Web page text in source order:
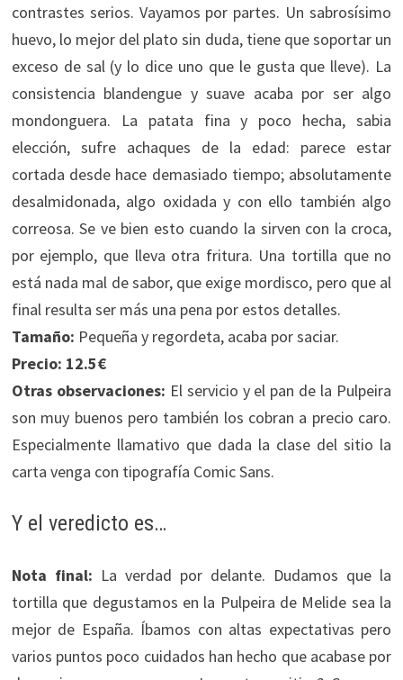
contrastes serios. Vayamos por partes. Un sabrosísimo
huevo, lo mejor del plato sin duda, tiene que soportar un
exceso de sal (y lo dice uno que le gusta que lleve). La
consistencia blandengue y suave acaba por ser algo
mondonguera. La patata fina y poco hecha, sabia
elección, sufre achaques de la edad: parece estar
cortada desde hace demasiado tiempo; absolutamente
desalmidonada, algo oxidada y con ello también algo
correosa. Se ve bien esto cuando la sirven con la croca,
por ejemplo, que lleva otra fritura. Una tortilla que no
está nada mal de sabor, que exige mordisco, pero que al
final resulta ser más una pena por estos detalles.
Tamaño: Pequeña y regordeta, acaba por saciar.
Precio: 12.5€
Otras observaciones: El servicio y el pan de la Pulpeira
son muy buenos pero también los cobran a precio caro.
Especialmente llamativo que dada la clase del sitio la
carta venga con tipografía Comic Sans.
Y el veredicto es…
Nota final: La verdad por delante. Dudamos que la
tortilla que degustamos en la Pulpeira de Melide sea la
mejor de España. Íbamos con altas expectativas pero
varios puntos poco cuidados han hecho que acabase por